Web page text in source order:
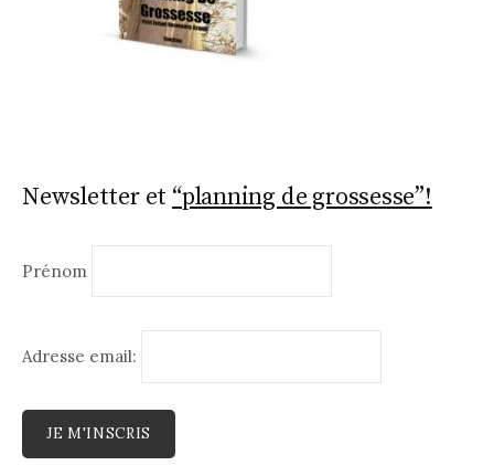
Newsletter et “planning de grossesse”!
Prénom
Adresse email: